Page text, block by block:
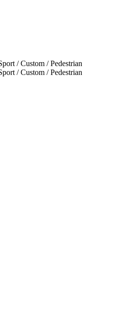
/ Custom / Pedestrian
/ Custom / Pedestrian